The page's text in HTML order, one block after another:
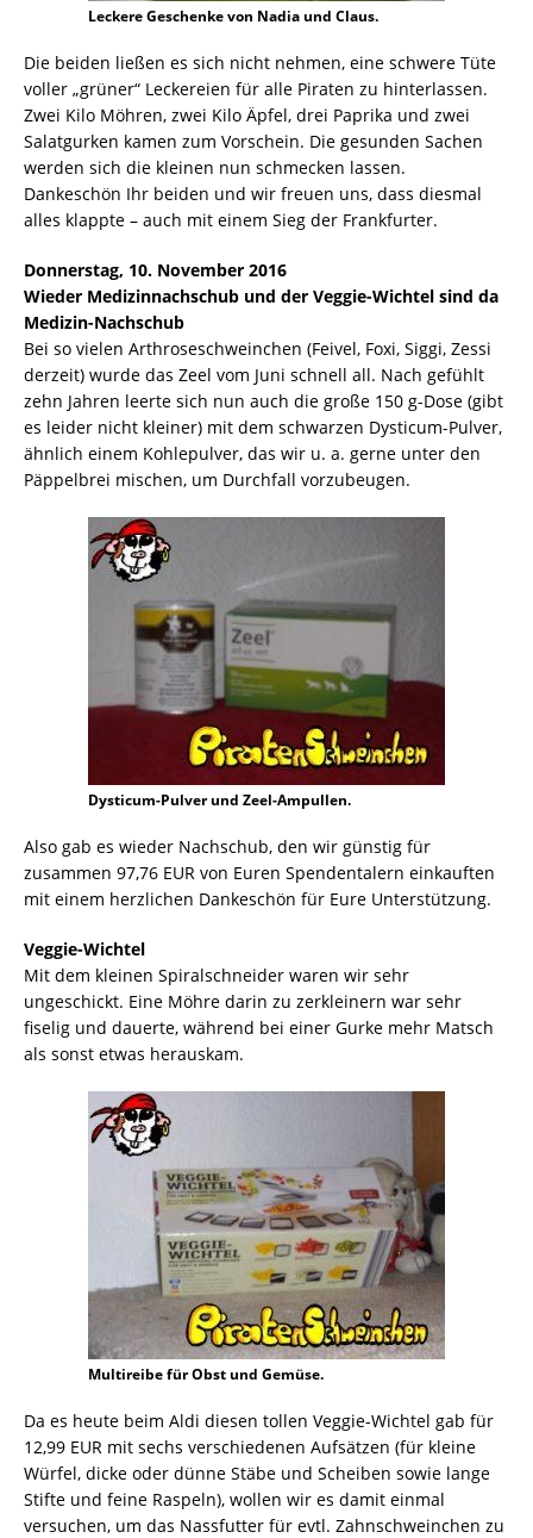
Leckere Geschenke von Nadia und Claus.
Die beiden ließen es sich nicht nehmen, eine schwere Tüte
voller „grüner“ Leckereien für alle Piraten zu hinterlassen.
Zwei Kilo Möhren, zwei Kilo Äpfel, drei Paprika und zwei
Salatgurken kamen zum Vorschein. Die gesunden Sachen
werden sich die kleinen nun schmecken lassen.
Dankeschön Ihr beiden und wir freuen uns, dass diesmal
alles klappte – auch mit einem Sieg der Frankfurter.
Donnerstag, 10. November 2016
Wieder Medizinnachschub und der Veggie-Wichtel sind da
Medizin-Nachschub
Bei so vielen Arthroseschweinchen (Feivel, Foxi, Siggi, Zessi
derzeit) wurde das Zeel vom Juni schnell all. Nach gefühlt
zehn Jahren leerte sich nun auch die große 150 g-Dose (gibt
es leider nicht kleiner) mit dem schwarzen Dysticum-Pulver,
ähnlich einem Kohlepulver, das wir u. a. gerne unter den
Päppelbrei mischen, um Durchfall vorzubeugen.
Dysticum-Pulver und Zeel-Ampullen.
Also gab es wieder Nachschub, den wir günstig für
zusammen 97,76 EUR von Euren Spendentalern einkauften
mit einem herzlichen Dankeschön für Eure Unterstützung.
Veggie-Wichtel
Mit dem kleinen Spiralschneider waren wir sehr
ungeschickt. Eine Möhre darin zu zerkleinern war sehr
fiselig und dauerte, während bei einer Gurke mehr Matsch
als sonst etwas herauskam.
Multireibe für Obst und Gemüse.
Da es heute beim Aldi diesen tollen Veggie-Wichtel gab für
12,99 EUR mit sechs verschiedenen Aufsätzen (für kleine
Würfel, dicke oder dünne Stäbe und Scheiben sowie lange
Stifte und feine Raspeln), wollen wir es damit einmal
versuchen, um das Nassfutter für evtl. Zahnschweinchen zu